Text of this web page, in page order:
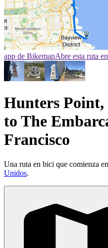
app de BikemapAbre esta ruta
Hunters Point,
to The
Francisco
Una ruta en bici que comienza en
Unidos.